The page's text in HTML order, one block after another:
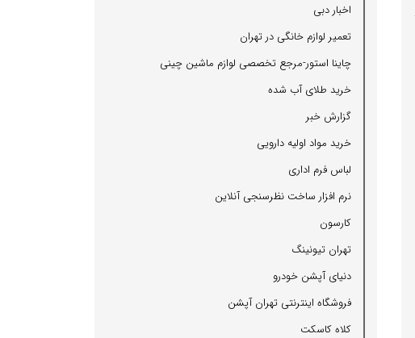
اخبار دبی
تعمیر لوازم خانگی در تهران
چاینا استور-مرجع تخصصی لوازم ماشین چینی
خرید طلای آب شده
گزارش خبر
خرید مواد اولیه دارویی
لباس فرم اداری
نرم افزار ساخت نظرسنجی آنلاین
كارسون
تهران تیونینگ
دنیای آپشن خودرو
فروشگاه اینترنتی تهران آپشن
كلاه كاسكت